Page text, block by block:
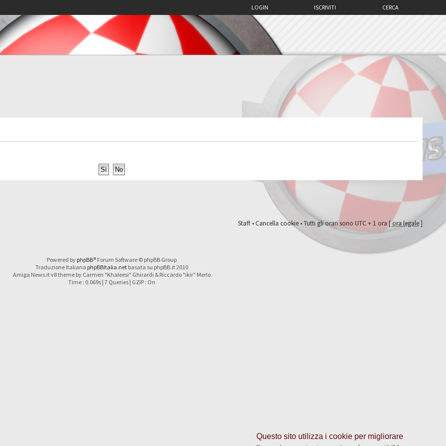
Questo sito utilizza i cookie per migliorare
CERCA
ISCRIVITI
LOGIN
Staff•Cancella cookie• Tutti gli orari sono UTC + 1 ora [ora legale]
Powered by phpBB® Forum Software © phpBB Group
Traduzione Italiana phpBBItalia.netbasata su phpBB.it 2010
Amiga News.it v8 theme by Carmen "Khaleesi" Ghirardi & Riccardo "ikir" Merlo
Time : 0.069s | 7 Queries | GZIP : On